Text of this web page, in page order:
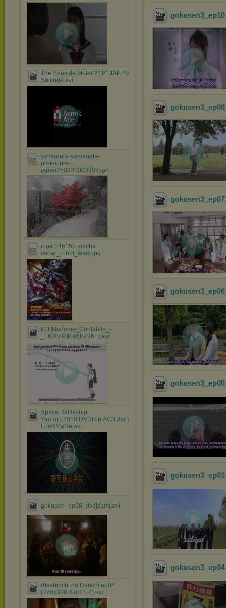
The.Seaside.Motel.2010.JAP.DVDRip.XviD-
Solitude.avi
yamadera-yamagata-
prefecture-
japan250320083959.jpg
moe 146157 mecha
super_robot_wars.jpg
[C1]Nodame_Cantabile_-
_16[XviD][006B796E].avi
Space Battleship
Yamato.2010.DVDRip.AC3.XviD-
LooKMaNe.avi
gokusen_ep08_dvd[sars].avi
Atashinchi no Danshi ep04
(720x396 XviD 1.2).avi